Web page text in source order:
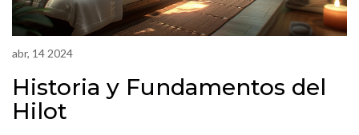
abr, 14 2024
Historia y Fundamentos del
Hilot